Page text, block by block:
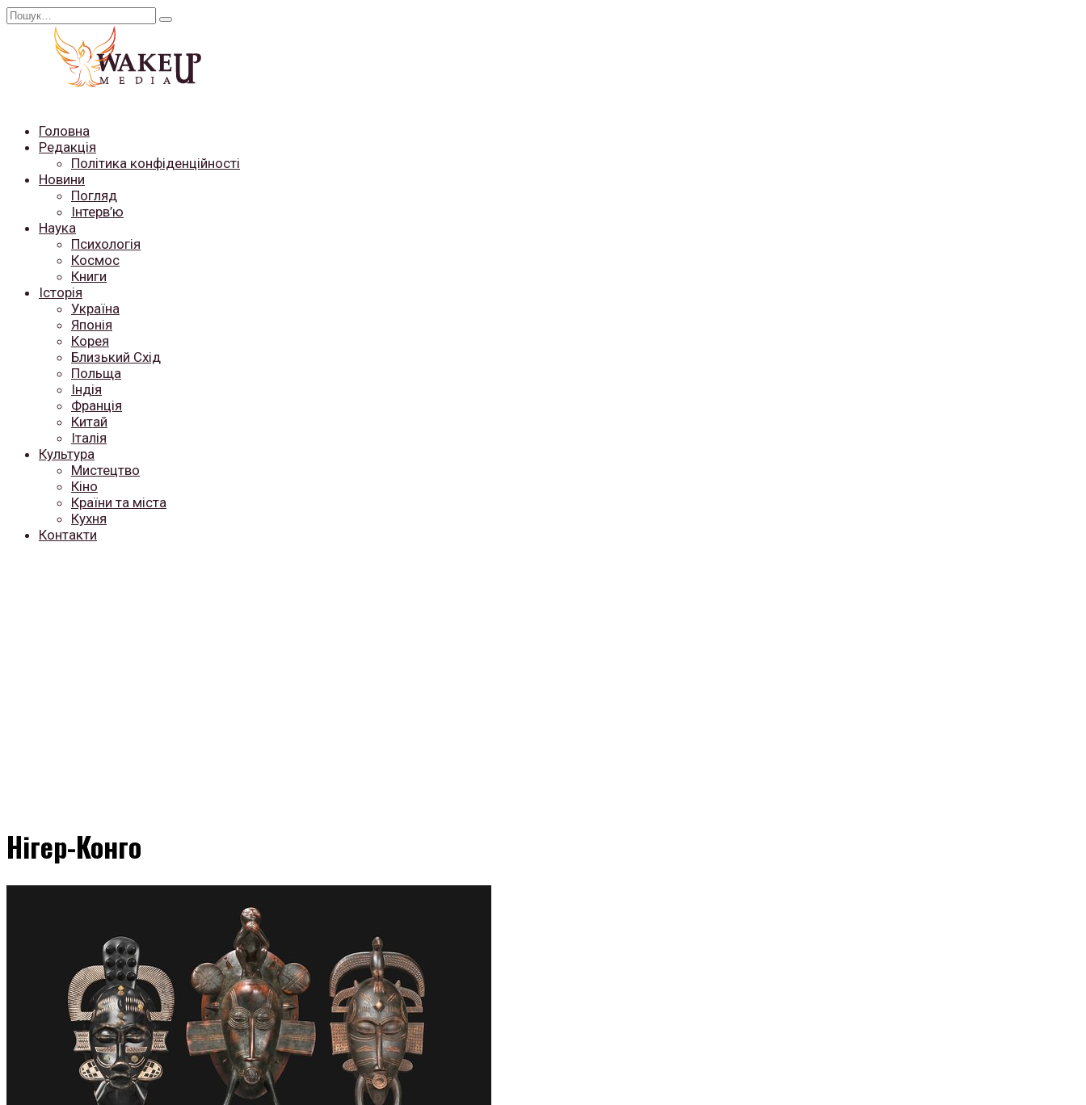
Перейти
Search
Головна
Редакція
Політика конфіденційності
Новини
Погляд
Інтерв’ю
Наука
Психологія
Космос
Книги
Історія
Україна
Японія
Корея
Близький Схід
Польща
Індія
Франція
Китай
Італія
Культура
Мистецтво
Кіно
Країни та міста
Кухня
Контакти
Нігер-Конго